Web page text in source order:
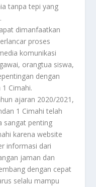
tanpa tepi yang
dimanfaatkan
proses
komunikasi
orangtua siswa,
dengan
Cimahi.
ajaran 2020/2021,
1 Cimahi telah
sangat penting
karena website
informasi dari
jaman dan
dengan cepat
selalu mampu